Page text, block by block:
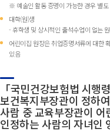
※ 예술인 활동 증명이 가능한 경우 별도
대학(원)생
- 휴학생 및 상시적인 출석수업이 없는
어린이집 원장은 취업증명서류에 대한
있음
「국민건강보험법 시행
보건복지부장관이 정하
사람 중 교육부장관이
인정하는 사람의 자녀인